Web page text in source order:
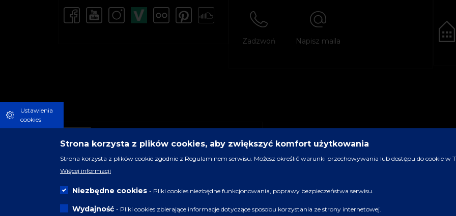
Zadzwoń Napisz maila
Ustawienia
cookies
Strona korzysta z plików cookies, aby zwiększyć komfort użytkowania
Strona korzysta z plików cookie zgodnie z Regulaminem serwisu. Możesz określić warunki przechowywania lub dostępu do cookie w
Więcej informacji
Niezbędne cookies - Pliki cookies niezbędne funkcjonowania, poprawy bezpieczeństwa serwisu.
Wydajność - Pliki cookies zbierające informacje dotyczące sposobu korzystania ze strony internetowej.